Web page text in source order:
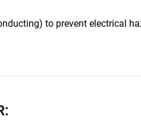
to prevent electrical